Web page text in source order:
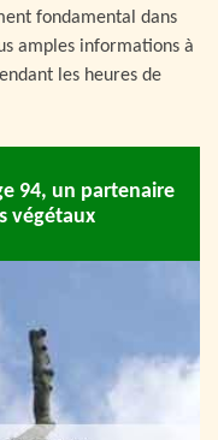
fondamental dans
amples informations à
les heures de
94, un partenaire
végétaux